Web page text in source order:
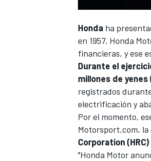
Honda ha
en 1957. Honda
financieras, y ese
Durante el
millones de
registrados
electrificación y
Por el momento,
Motorsport.com,
Corporation (HRC)
"Honda Motor